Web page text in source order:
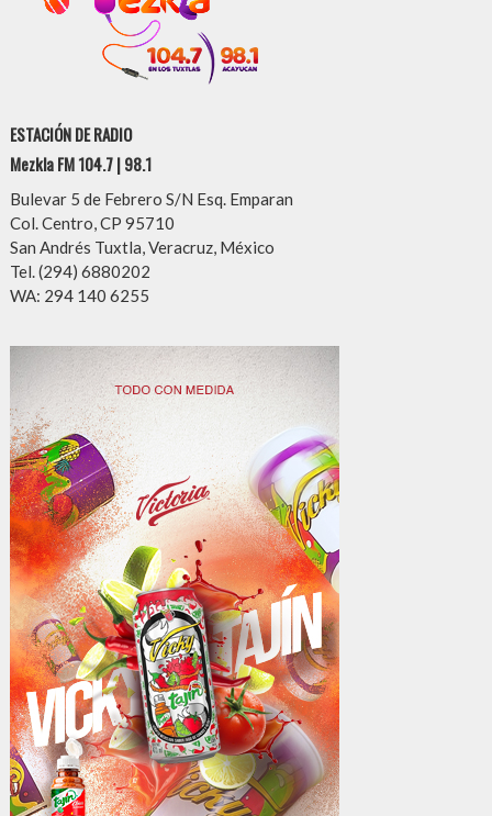
ESTACIÓN DE RADIO
Mezkla FM 104.7 | 98.1
Bulevar 5 de Febrero S/N Esq. Emparan
Col. Centro, CP 95710
San Andrés Tuxtla, Veracruz, México
Tel. (294) 6880202
WA: 294 140 6255